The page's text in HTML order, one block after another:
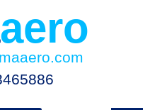
aero